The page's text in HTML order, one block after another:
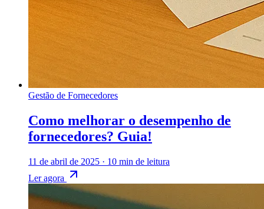
Gestão de Fornecedores
Como melhorar o desempenho de
fornecedores? Guia!
11 de abril de 2025 · 10 min de leitura
Ler agora